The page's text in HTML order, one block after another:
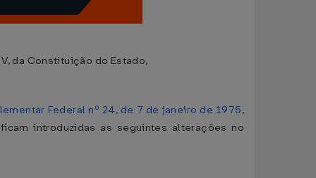
da Constituição do Estado,
Federal nº 24, de 7 de janeiro de 1975,
introduzidas as seguintes alterações no